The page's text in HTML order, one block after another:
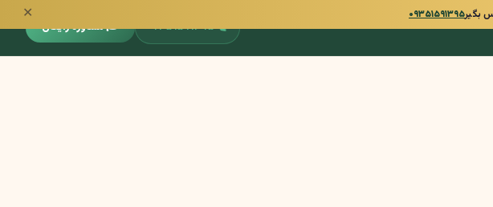
بگیر۰۹۳۵۱۵۹۱۳۹۵ ✕
📞۰۹۳۵۱۵۹۱۳۹۵ 🎓 مشاوره رایگان